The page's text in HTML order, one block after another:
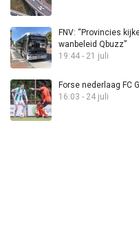
FNV: “Provincies
wanbeleid Qbuzz”
19:44 - 21 juli
Forse nederlaag FC
16:03 - 24 juli